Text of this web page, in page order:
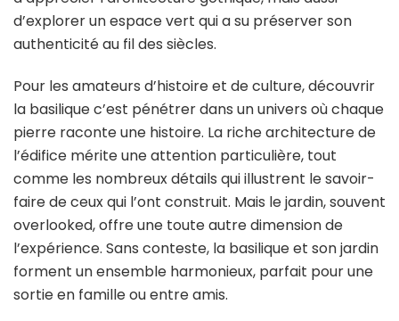
d’explorer un espace vert qui a su préserver son
authenticité au fil des siècles.
Pour les amateurs d’histoire et de culture, découvrir
la basilique c’est pénétrer dans un univers où chaque
pierre raconte une histoire. La riche architecture de
l’édifice mérite une attention particulière, tout
comme les nombreux détails qui illustrent le savoir-
faire de ceux qui l’ont construit. Mais le jardin, souvent
overlooked, offre une toute autre dimension de
l’expérience. Sans conteste, la basilique et son jardin
forment un ensemble harmonieux, parfait pour une
sortie en famille ou entre amis.